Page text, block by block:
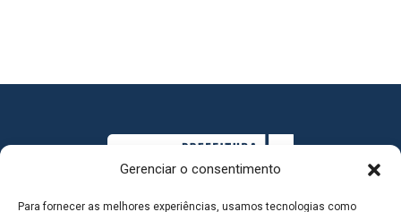
Gerenciar o consentimento
Para fornecer as melhores experiências, usamos tecnologias como